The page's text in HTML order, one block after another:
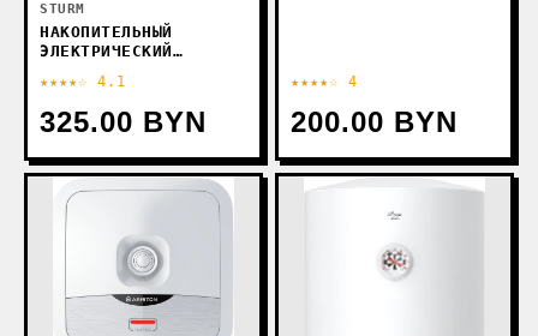
STURM
НАКОПИТЕЛЬНЫЙ
ЭЛЕКТРИЧЕСКИЙ
STURM WH3015UR
★★★★☆ 4.1
325.00 BYN
★★★★☆ 4
200.00 BYN